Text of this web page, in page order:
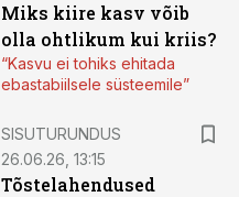
Miks kiire kasv võib
olla ohtlikum kui kriis?
“Kasvu ei tohiks ehitada
ebastabiilsele süsteemile”
SISUTURUNDUS
26.06.26, 13:15
Tõstelahendused